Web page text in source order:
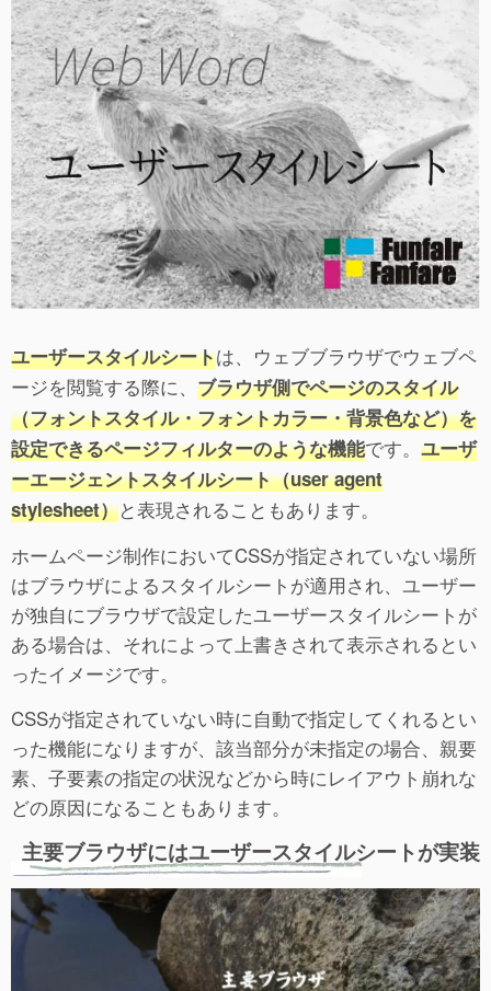
ユーザースタイルシートは、ウェブブラウザでウェブペ
ージを閲覧する際に、 ブラウザ側でページのスタイル
（フォントスタイル・フォントカラー・背景色など）を
設定できるページフィルターのような機能です。 ユーザ
ーエージェントスタイルシート（user agent
stylesheet）と表現されることもあります。
ホームページ制作においてCSSが指定されていない場所
はブラウザによるスタイルシートが適用され、ユーザー
が独自にブラウザで設定したユーザースタイルシートが
ある場合は、それによって上書きされて表示されるとい
ったイメージです。
CSSが指定されていない時に自動で指定してくれるとい
った機能になりますが、該当部分が未指定の場合、親要
素、子要素の指定の状況などから時にレイアウト崩れな
どの原因になることもあります。
主要ブラウザにはユーザースタイルシートが実装